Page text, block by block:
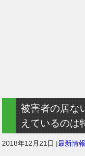
被害者の居な
えているのは
2018年12月21日 [最新情